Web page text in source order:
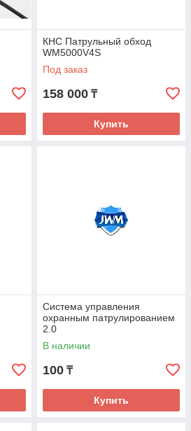
КНС Патрульный обход
WM5000V4S
Под заказ
158 000 ₸
Купить
Система управления
охранным патрулированием
2.0
В наличии
100 ₸
Купить